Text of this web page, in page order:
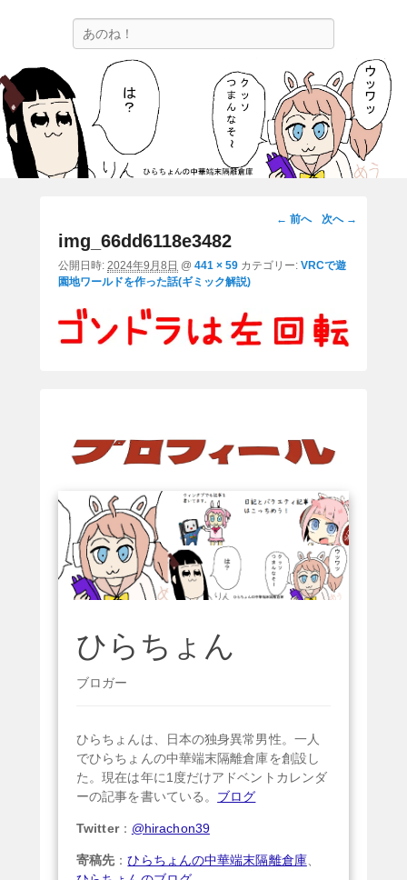
ひらちょんの中華端末隔離倉庫
ほたがページ上部にある検索バーを消してくれたサイトです。
画
ー
シ
← 前へ 次へ →
img_66dd6118e3482
公開日時: 2024年9月8日 @ 441 × 59 カテゴリー: VRCで遊
園地ワールドを作った話(ギミック解説)
ひらちょん
ブロガー
ひらちょんは、日本の独身異常男性。一人
でひらちょんの中華端末隔離倉庫を創設し
た。現在は年に1度だけアドベントカレンダ
ーの記事を書いている。 ブログ
Twitter： @hirachon39
寄稿先 ：ひらちょんの中華端末隔離倉庫、